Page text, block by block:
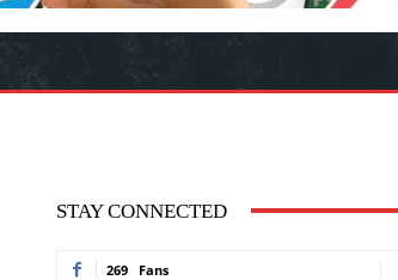
STAY CONNECTED
269 Fans